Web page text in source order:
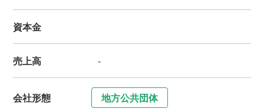
資本金
売上高 -
会社形態 地方公共団体